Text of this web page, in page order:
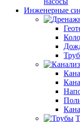
Инженерные